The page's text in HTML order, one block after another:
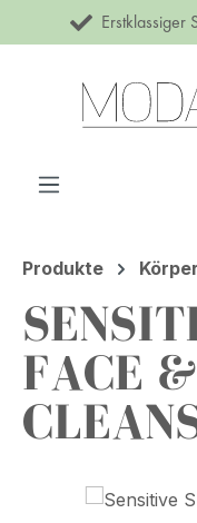
Zum HauptinhaltErstklassiger
Produkte
FACE
Bildergalerie